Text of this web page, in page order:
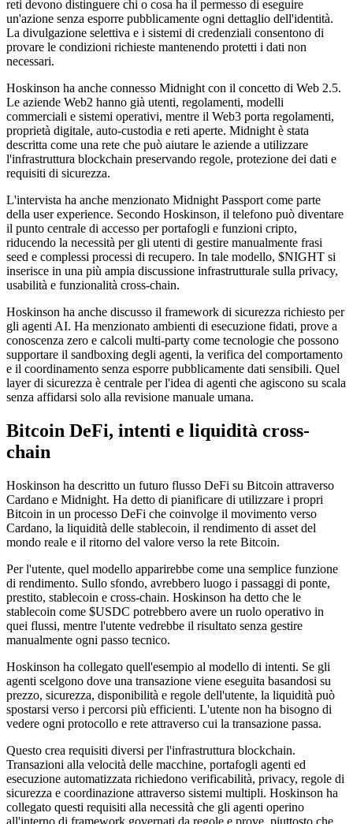
reti devono distinguere chi o cosa ha il permesso di eseguire
un'azione senza esporre pubblicamente ogni dettaglio dell'identità.
La divulgazione selettiva e i sistemi di credenziali consentono di
provare le condizioni richieste mantenendo protetti i dati non
necessari.
Hoskinson ha anche connesso Midnight con il concetto di Web 2.5.
Le aziende Web2 hanno già utenti, regolamenti, modelli
commerciali e sistemi operativi, mentre il Web3 porta regolamenti,
proprietà digitale, auto-custodia e reti aperte. Midnight è stata
descritta come una rete che può aiutare le aziende a utilizzare
l'infrastruttura blockchain preservando regole, protezione dei dati e
requisiti di sicurezza.
L'intervista ha anche menzionato Midnight Passport come parte
della user experience. Secondo Hoskinson, il telefono può diventare
il punto centrale di accesso per portafogli e funzioni cripto,
riducendo la necessità per gli utenti di gestire manualmente frasi
seed e complessi processi di recupero. In tale modello, $NIGHT si
inserisce in una più ampia discussione infrastrutturale sulla privacy,
usabilità e funzionalità cross-chain.
Hoskinson ha anche discusso il framework di sicurezza richiesto per
gli agenti AI. Ha menzionato ambienti di esecuzione fidati, prove a
conoscenza zero e calcoli multi-party come tecnologie che possono
supportare il sandboxing degli agenti, la verifica del comportamento
e il coordinamento senza esporre pubblicamente dati sensibili. Quel
layer di sicurezza è centrale per l'idea di agenti che agiscono su scala
senza affidarsi solo alla revisione manuale umana.
Bitcoin DeFi, intenti e liquidità cross-
chain
Hoskinson ha descritto un futuro flusso DeFi su Bitcoin attraverso
Cardano e Midnight. Ha detto di pianificare di utilizzare i propri
Bitcoin in un processo DeFi che coinvolge il movimento verso
Cardano, la liquidità delle stablecoin, il rendimento di asset del
mondo reale e il ritorno del valore verso la rete Bitcoin.
Per l'utente, quel modello apparirebbe come una semplice funzione
di rendimento. Sullo sfondo, avrebbero luogo i passaggi di ponte,
prestito, stablecoin e cross-chain. Hoskinson ha detto che le
stablecoin come $USDC potrebbero avere un ruolo operativo in
quei flussi, mentre l'utente vedrebbe il risultato senza gestire
manualmente ogni passo tecnico.
Hoskinson ha collegato quell'esempio al modello di intenti. Se gli
agenti scelgono dove una transazione viene eseguita basandosi su
prezzo, sicurezza, disponibilità e regole dell'utente, la liquidità può
spostarsi verso i percorsi più efficienti. L'utente non ha bisogno di
vedere ogni protocollo e rete attraverso cui la transazione passa.
Questo crea requisiti diversi per l'infrastruttura blockchain.
Transazioni alla velocità delle macchine, portafogli agenti ed
esecuzione automatizzata richiedono verificabilità, privacy, regole di
sicurezza e coordinazione attraverso sistemi multipli. Hoskinson ha
collegato questi requisiti alla necessità che gli agenti operino